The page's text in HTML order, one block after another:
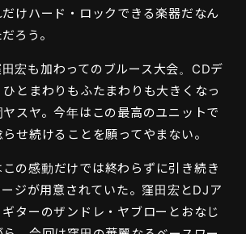
けハード・ロックできる楽器だなん
ろう。
宏も加わってのブルース大会。CDデ
とまわりもふたまわりも大きくなっ
スヤ。今年はこの最高のユニットで
せ続けることを願ってやまない。
の感動だけでは終わらずに引き続き
ジが用意されていた。窪田宏とDJア
ターのザンドレ・ヤブローとおなじ